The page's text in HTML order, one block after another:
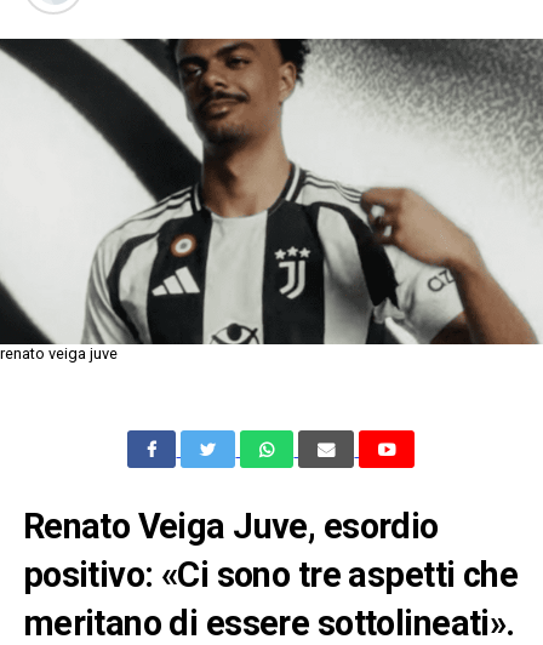
renato veiga juve
Renato Veiga Juve, esordio
positivo: «Ci sono tre aspetti che
meritano di essere sottolineati».